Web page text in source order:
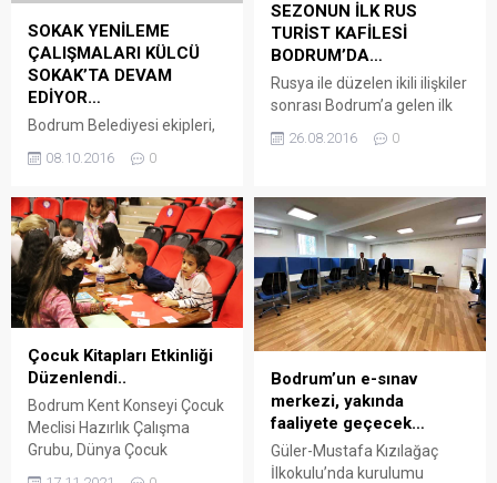
SOKAK YENİLEME
ÇALIŞMALARI KÜLCÜ
SOKAK’TA DEVAM
EDİYOR…
Bodrum Belediyesi ekipleri,
yenileme çalışmalarına
ediyor. Bodrum Belediyesi
tarafından planlanan
çalışmalar kapsamında ihale
edilen Çarşı Mahallesi Külcü
Sokak çalışmaları başladı.
Çalışmalar kapsamında ilk
olarak yolun üst malzemesi
ve kaldırımları yenilenmek
işleminin tamamlanmasının
ardından Muğla Su ve
Kanalizasyon İdaresi
08.10.2016 0
SEZONUN İLK RUS
TURİST KAFİLESİ
BODRUM’DA…
Rusya ile düzelen ikili ilişkiler
sonrası Bodrum’a gelen ilk
Kaymakamı Dr. Mehmet
Gödekmerdan tarafından
karşılandı. Sezonun ilk Rus
turist kafilesi Bodrum Milas
Havaalanına geldi. Rusya ile
düzelen ikili ilişkiler sonrası
Bodrum’a gelen ilk Rus turist
kafilesi, Bodrum
Kaymakamı Dr. Mehmet
Gödekmerdan ve...
26.08.2016 0
Çocuk Kitapları Etkinliği
Düzenlendi..
Bodrum Kent Konseyi Çocuk
Meclisi Hazırlık Çalışma
Grubu, Dünya Çocuk
Bodrum’un e-sınav
merkezi, yakında
faaliyete geçecek…
Güler-Mustafa Kızılağaç
İlkokulu’nda kurulumu